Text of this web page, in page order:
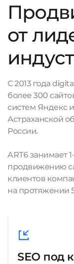
от
С 2013 года
более 300
систем Яндекс
Астраханской
России.
ART6 занимает
продвижению
клиентов
на протяжении
SEO под